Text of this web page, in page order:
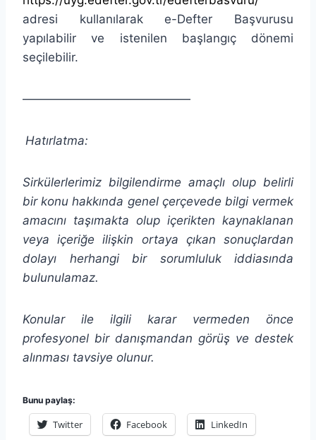
adresi kullanılarak e-Defter Başvurusu
yapılabilir ve istenilen başlangıç dönemi
seçilebilir.
——————————————
Hatırlatma:
Sirkülerlerimiz bilgilendirme amaçlı olup belirli
bir konu hakkında genel çerçevede bilgi vermek
amacını taşımakta olup içerikten kaynaklanan
veya içeriğe ilişkin ortaya çıkan sonuçlardan
dolayı herhangi bir sorumluluk iddiasında
bulunulamaz.
Konular ile ilgili karar vermeden önce
profesyonel bir danışmandan görüş ve destek
alınması tavsiye olunur.
Bunu paylaş:
Twitter Facebook LinkedIn